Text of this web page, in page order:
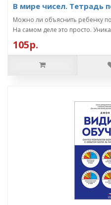
В мире чисел. Тетрадь
Можно ли объяснить ребенку
На самом деле это просто.
105р.